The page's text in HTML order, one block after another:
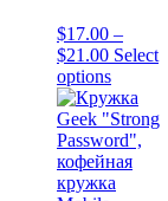
$17.00 –
$21.00Price
range:
$17.00
through
$21.00
Select
optionsThis
product
has
multiple
variants.
The